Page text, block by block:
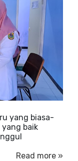
yang biasa-
baik
Read more »